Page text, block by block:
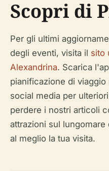
Scopri di
Per gli ultimi
degli eventi, visita il sito
Alexandrina. Scarica
pianificazione di
social media per
perdere i nostri articoli
attrazioni sul
al meglio la tua visita.